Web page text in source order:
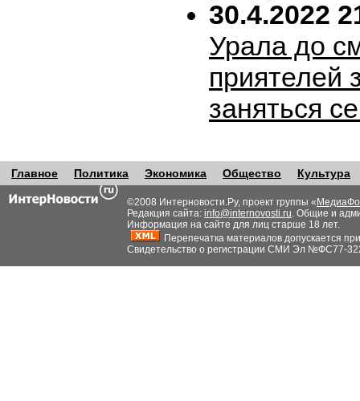
30.4.2022
Урала до
приятелей
заняться
Главное Политика Экономика Общество Культура
©2008 Интерновости.Ру, проект группы «
Редакция сайта: info@internovosti.ru. Общие и
Информация на сайте для лиц старше 18 лет.
Перепечатка материалов допускается
Свидетельство о регистрации СМИ Эл №ФС77-